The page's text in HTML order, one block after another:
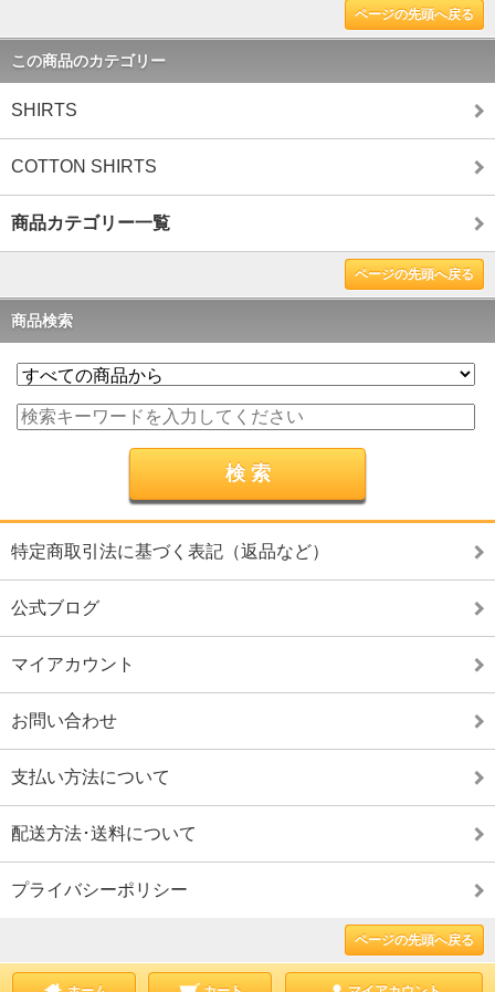
ページの先頭へ戻る
この商品のカテゴリー
SHIRTS
COTTON SHIRTS
商品カテゴリー一覧
ページの先頭へ戻る
商品検索
特定商取引法に基づく表記（返品など）
公式ブログ
マイアカウント
お問い合わせ
支払い方法について
配送方法･送料について
プライバシーポリシー
ページの先頭へ戻る